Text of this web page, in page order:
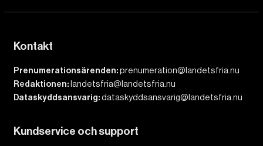
Kontakt
Prenumerationsärenden:prenumeration@landetsfria.nu
Redaktionen: landetsfria@landetsfria.nu
Dataskyddsansvarig:dataskyddsansvarig@landetsfria.nu
Kundservice och support